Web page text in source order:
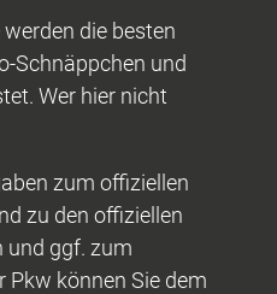
die besten
Schnäppchen und
Wer hier nicht
zum offiziellen
zu den offiziellen
und ggf. zum
Pkw können Sie dem